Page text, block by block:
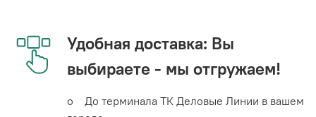
Удобная доставка: Вы
выбираете - мы отгружаем!
o До терминала ТК Деловые Линии в вашем